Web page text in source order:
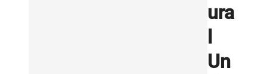
ura
Un